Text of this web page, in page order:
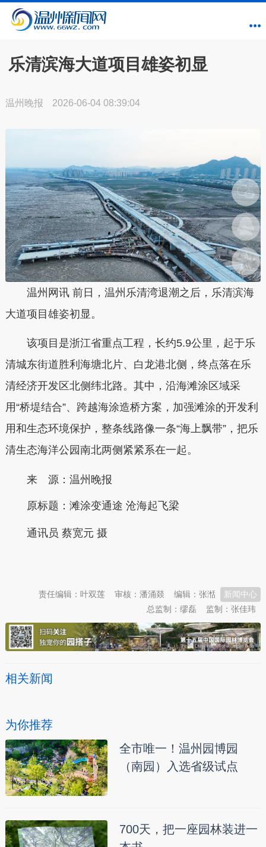
乐清滨海大道项目雄姿初显
温州晚报 2026-06-04 08:39:04
温州网讯 前日，温州乐清湾退潮之后，乐清滨海
大道项目雄姿初显。
该项目是浙江省重点工程，长约5.9公里，起于乐
清城东街道胜利海塘北片、白龙港北侧，终点落在乐
清经济开发区北侧纬北路。其中，沿海滩涂区域采
用“桥堤结合”、跨越海涂造桥方案，加强滩涂的开发利
用和生态环境保护，整条线路像一条“海上飘带”，把乐
清生态海洋公园南北两侧紧紧系在一起。
来 源：温州晚报
原标题： 滩涂变通途 沧海起飞梁
通讯员 蔡宽元 摄
新闻中心
编辑：张湉
审核：潘涌燚
责任编辑：叶双莲
监制：张佳玮
总监制：缪磊
相关新闻
为你推荐
全市唯一！温州园博园
（南园）入选省级试点
700天，把一座园林装进一